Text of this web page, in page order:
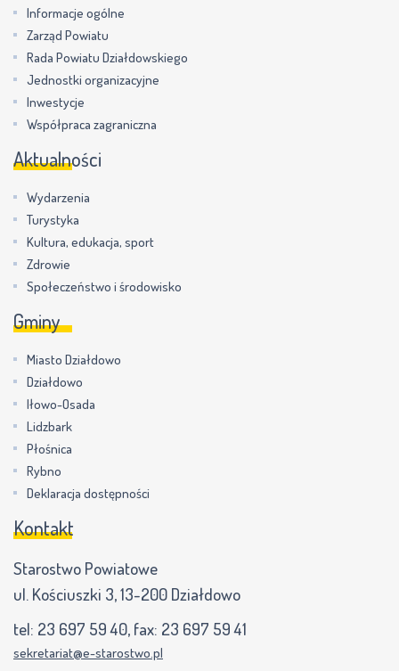
Informacje ogólne
Zarząd Powiatu
Rada Powiatu Działdowskiego
Jednostki organizacyjne
Inwestycje
Współpraca zagraniczna
Aktualności
Wydarzenia
Turystyka
Kultura, edukacja, sport
Zdrowie
Społeczeństwo i środowisko
Gminy
Miasto Działdowo
Działdowo
Iłowo-Osada
Lidzbark
Płośnica
Rybno
Deklaracja dostępności
Kontakt
Starostwo Powiatowe
ul. Kościuszki 3, 13-200 Działdowo
tel: 23 697 59 40, fax: 23 697 59 41
sekretariat@e-starostwo.pl